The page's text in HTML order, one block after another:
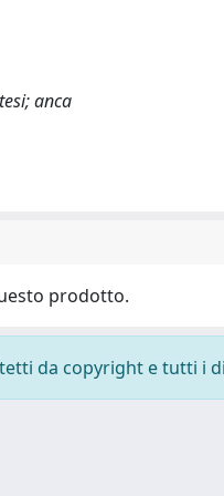
anca
prodotto.
da copyright e tutti i